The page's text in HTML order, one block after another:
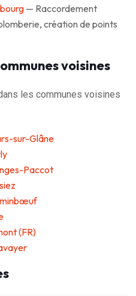
— Raccordement
création de points
voisines
les communes voisines
sur-Glâne
Paccot
(FR)